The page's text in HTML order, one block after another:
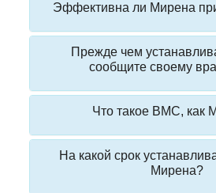
Эффективна ли Мирена
Прежде чем
сообщите своему
Что такое ВМС, как
На какой срок
Мирена?